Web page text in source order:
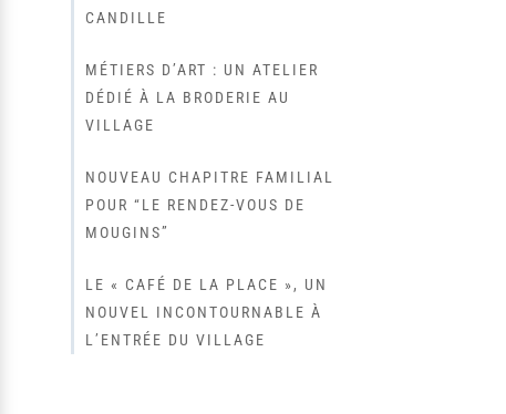
CANDILLE
MÉTIERS D’ART : UN ATELIER
DÉDIÉ À LA BRODERIE AU
VILLAGE
NOUVEAU CHAPITRE FAMILIAL
POUR “LE RENDEZ-VOUS DE
MOUGINS”
LE « CAFÉ DE LA PLACE », UN
NOUVEL INCONTOURNABLE À
L’ENTRÉE DU VILLAGE